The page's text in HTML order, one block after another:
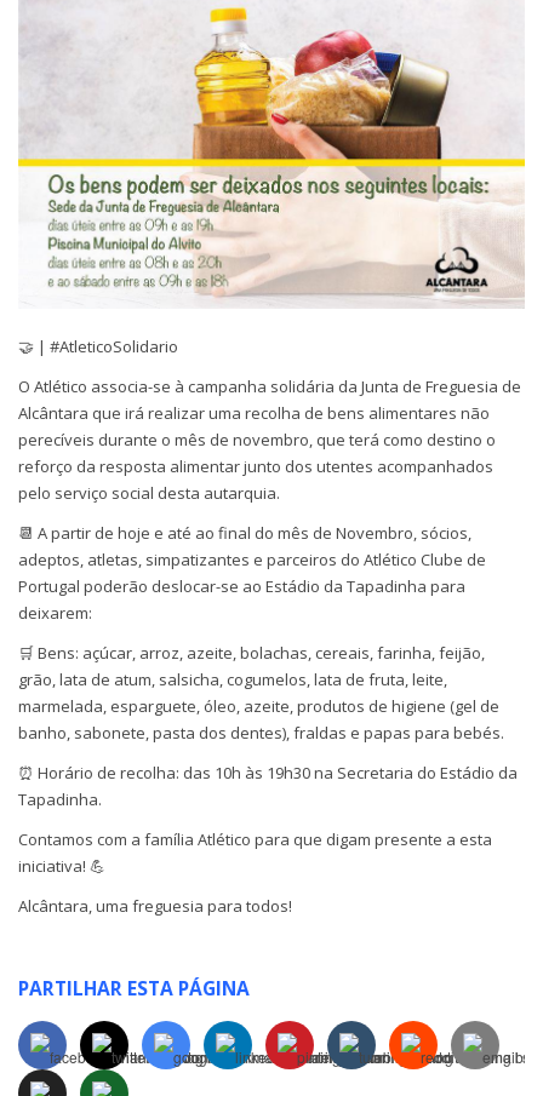
🤝 | #AtleticoSolidario
O Atlético associa-se à campanha solidária da Junta de Freguesia de
Alcântara que irá realizar uma recolha de bens alimentares não
perecíveis durante o mês de novembro, que terá como destino o
reforço da resposta alimentar junto dos utentes acompanhados
pelo serviço social desta autarquia.
📆 A partir de hoje e até ao final do mês de Novembro, sócios,
adeptos, atletas, simpatizantes e parceiros do Atlético Clube de
Portugal poderão deslocar-se ao Estádio da Tapadinha para
deixarem:
🛒 Bens: açúcar, arroz, azeite, bolachas, cereais, farinha, feijão,
grão, lata de atum, salsicha, cogumelos, lata de fruta, leite,
marmelada, esparguete, óleo, azeite, produtos de higiene (gel de
banho, sabonete, pasta dos dentes), fraldas e papas para bebés.
⏰ Horário de recolha: das 10h às 19h30 na Secretaria do Estádio da
Tapadinha.
Contamos com a família Atlético para que digam presente a esta
iniciativa! 💪
Alcântara, uma freguesia para todos!
PARTILHAR ESTA PÁGINA